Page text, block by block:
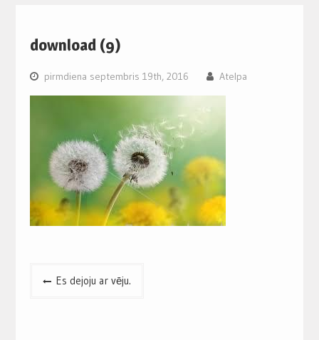
download (9)
pirmdiena septembris 19th, 2016 Atelpa
PostEs dejoju ar vēju.